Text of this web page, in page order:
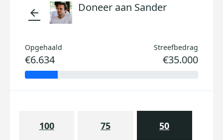
arrow_back Doneer aan Sander
Opgehaald
€6.634
Streefbedrag
€35.000
100 75 50